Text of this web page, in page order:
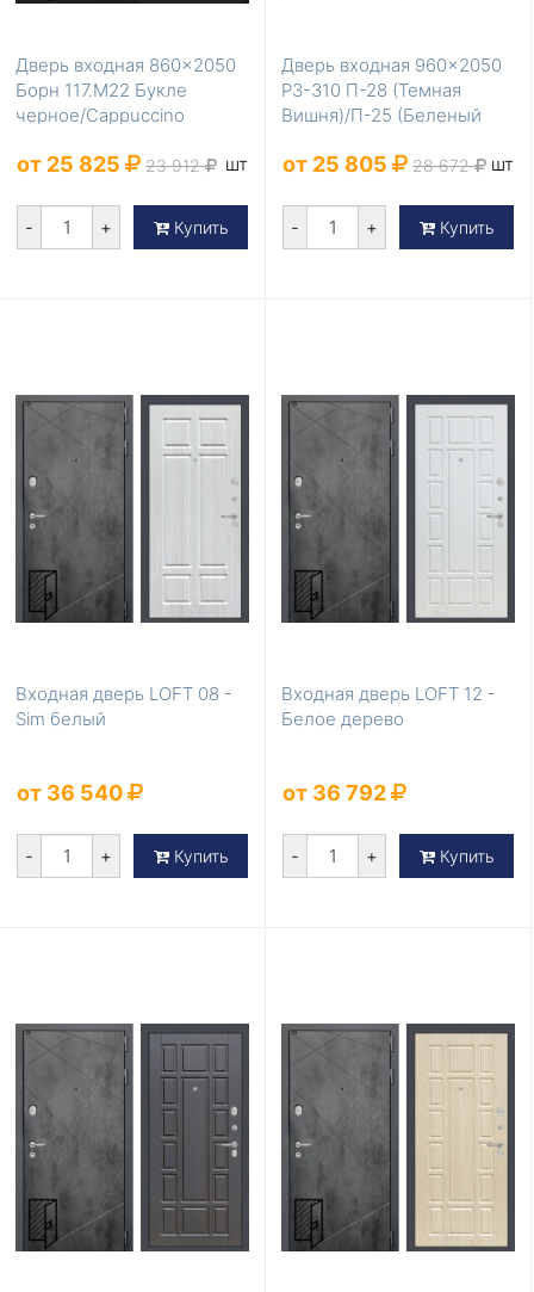
Дверь входная 860×2050
Борн 117.М22 Букле
черное/Cappuccino
от 25 825 23 912 шт
- + Купить
Дверь входная 960×2050
Р3-310 П-28 (Темная
Вишня)/П-25 (Беленый
от 25 805 28 672 шт
- + Купить
Входная дверь LOFT 08 -
Sim белый
от 36 540
- + Купить
Входная дверь LOFT 12 -
Белое дерево
от 36 792
- + Купить